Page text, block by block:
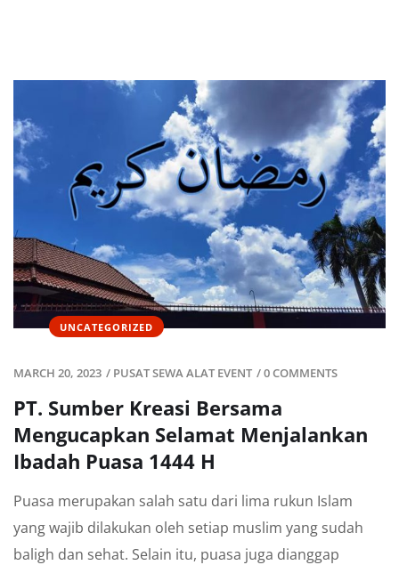
UNCATEGORIZED
MARCH 20, 2023 / PUSAT SEWA ALAT EVENT /0 COMMENTS
PT. Sumber Kreasi Bersama
Mengucapkan Selamat Menjalankan
Ibadah Puasa 1444 H
Puasa merupakan salah satu dari lima rukun Islam
yang wajib dilakukan oleh setiap muslim yang sudah
baligh dan sehat. Selain itu, puasa juga dianggap